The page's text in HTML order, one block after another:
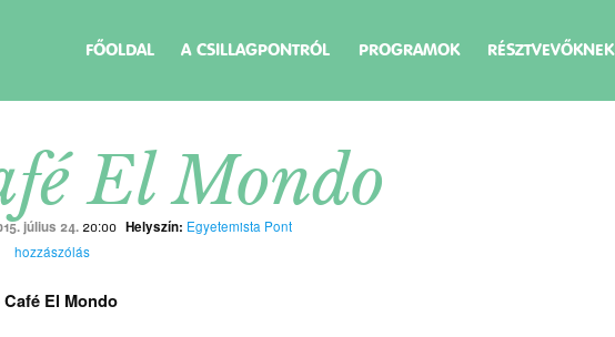
FŐOLDAL A CSILLAGPONTRÓL PROGRAMOK RÉSZTVEVŐKNEK
El Mondo
július 24.20:00 Helyszín: Egyetemista Pont
hozzászólás
Café El Mondo